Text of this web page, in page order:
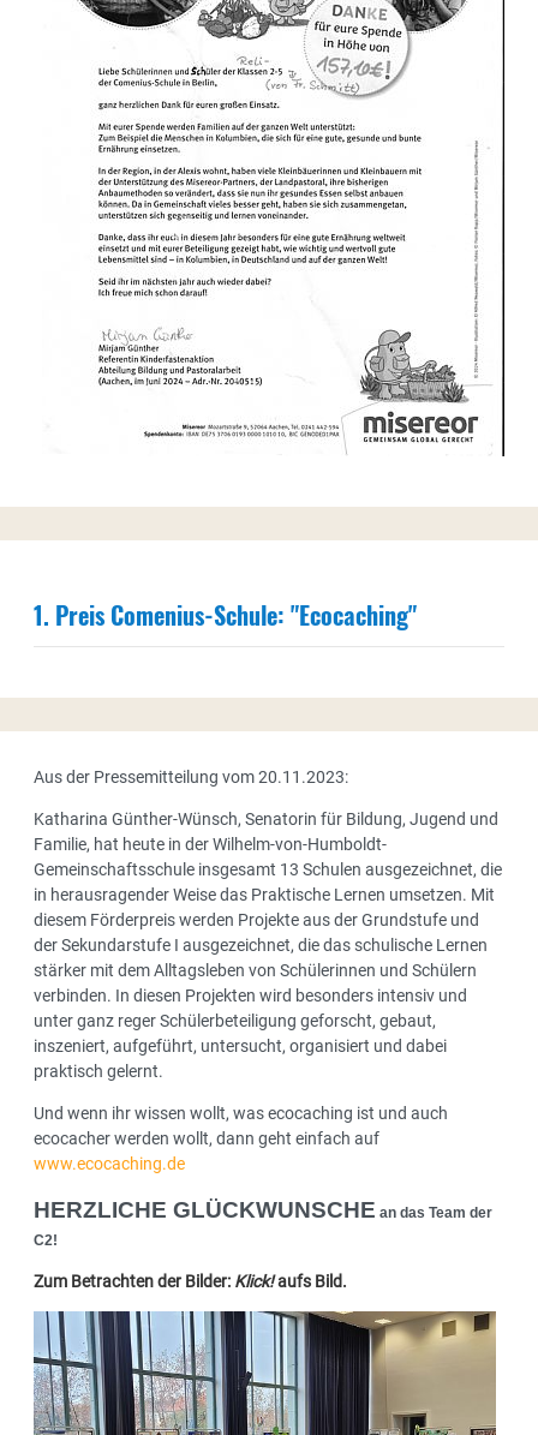
1. Preis Comenius-Schule: "Ecocaching"
Aus der Pressemitteilung vom 20.11.2023:
Katharina Günther-Wünsch, Senatorin für Bildung, Jugend und
Familie, hat heute in der Wilhelm-von-Humboldt-
Gemeinschaftsschule insgesamt 13 Schulen ausgezeichnet, die
in herausragender Weise das Praktische Lernen umsetzen. Mit
diesem Förderpreis werden Projekte aus der Grundstufe und
der Sekundarstufe I ausgezeichnet, die das schulische Lernen
stärker mit dem Alltagsleben von Schülerinnen und Schülern
verbinden. In diesen Projekten wird besonders intensiv und
unter ganz reger Schülerbeteiligung geforscht, gebaut,
inszeniert, aufgeführt, untersucht, organisiert und dabei
praktisch gelernt.
Und wenn ihr wissen wollt, was ecocaching ist und auch
ecocacher werden wollt, dann geht einfach auf
www.ecocaching.de
HERZLICHE GLÜCKWUNSCHE an das Team der
C2!
Zum Betrachten der Bilder: Klick!aufs Bild.